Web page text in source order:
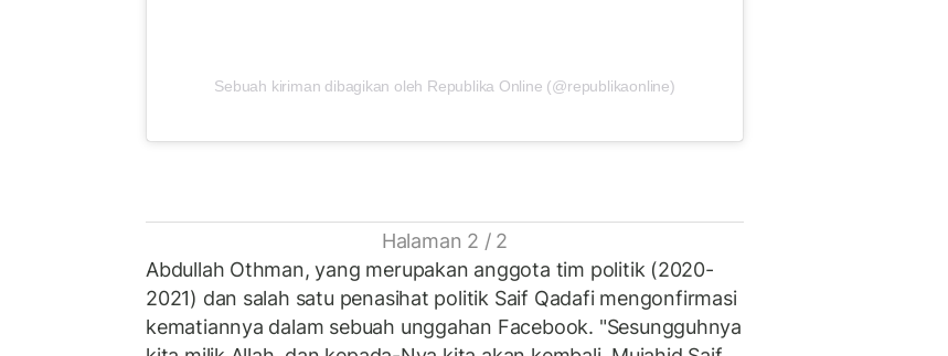
Sebuah kiriman dibagikan oleh Republika Online (@republikaonline)
Halaman 2 / 2
Abdullah Othman, yang merupakan anggota tim politik (2020-
2021) dan salah satu penasihat politik Saif Qadafi mengonfirmasi
kematiannya dalam sebuah unggahan Facebook. "Sesungguhnya